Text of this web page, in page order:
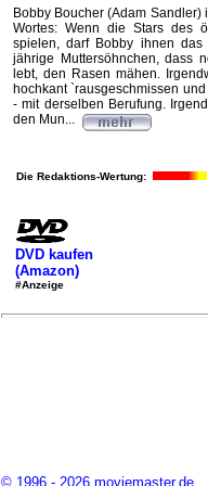
Bobby Boucher (Adam
Wortes: Wenn die Stars des
spielen, darf Bobby ihnen
jährige Muttersöhnchen, dass
lebt, den Rasen mähen.
hochkant `rausgeschmissen
- mit derselben Berufung.
den Mun...
Die Redaktions-Wertung:
DVD kaufen
(Amazon)
#Anzeige
© 1996 - 2026 moviemaster.de